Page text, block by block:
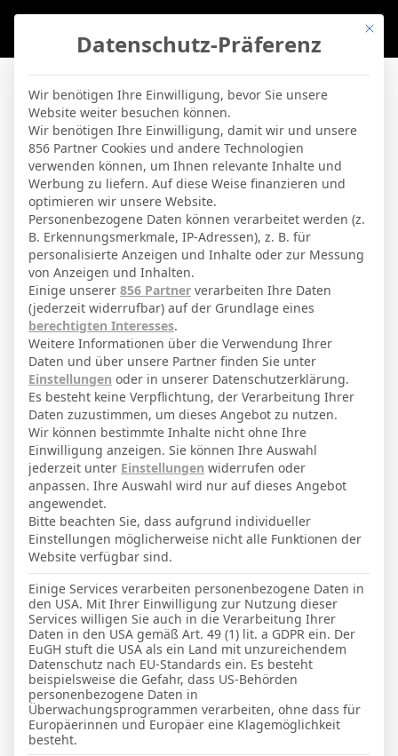
SPORTCLUB Arena
Micha Sassie 19. April 2026
Stadt Verl
Teams Verl
Adresse Poststr. 10
Kapazität 5207
Spielbelag grass
SPIELPLAN
2 Mai 2026 - 14:00
Verl
- -
16 Mai 2026 - 13:30
Verl TSV 1860 München
FacebookTwitter Pinterest LinkedInTumblr Email
PREVIOUS ARTICLE
Neuer Tivoli
NEXT ARTICLE
Carl-Benz-Stadion
Mit
Datenschutz-Präferenz
Wir benötigen Ihre Einwilligung, bevor Sie unsere
Website weiter besuchen können.
Wir benötigen Ihre Einwilligung, damit wir und unsere
856 Partner Cookies und andere Technologien
verwenden können, um Ihnen relevante Inhalte und
Werbung zu liefern. Auf diese Weise finanzieren und
optimieren wir unsere Website.
Personenbezogene Daten können verarbeitet werden (z.
B. Erkennungsmerkmale, IP-Adressen), z. B. für
personalisierte Anzeigen und Inhalte oder zur Messung
von Anzeigen und Inhalten.
Einige unserer 856 Partner verarbeiten Ihre Daten
(jederzeit widerrufbar) auf der Grundlage eines
berechtigten Interesses.
Weitere Informationen über die Verwendung Ihrer
Daten und über unsere Partner finden Sie unter
Einstellungen oder in unserer Datenschutzerklärung.
Es besteht keine Verpflichtung, der Verarbeitung Ihrer
Daten zuzustimmen, um dieses Angebot zu nutzen.
Wir können bestimmte Inhalte nicht ohne Ihre
Einwilligung anzeigen. Sie können Ihre Auswahl
jederzeit unter Einstellungen widerrufen oder
anpassen. Ihre Auswahl wird nur auf dieses Angebot
angewendet.
Bitte beachten Sie, dass aufgrund individueller
Einstellungen möglicherweise nicht alle Funktionen der
Website verfügbar sind.
Einige Services verarbeiten personenbezogene Daten in
den USA. Mit Ihrer Einwilligung zur Nutzung dieser
Services willigen Sie auch in die Verarbeitung Ihrer
Daten in den USA gemäß Art. 49 (1) lit. a GDPR ein. Der
EuGH stuft die USA als ein Land mit unzureichendem
Datenschutz nach EU-Standards ein. Es besteht
beispielsweise die Gefahr, dass US-Behörden
personenbezogene Daten in
Überwachungsprogrammen verarbeiten, ohne dass für
Europäerinnen und Europäer eine Klagemöglichkeit
besteht.